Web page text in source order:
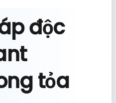
độc
tỏa